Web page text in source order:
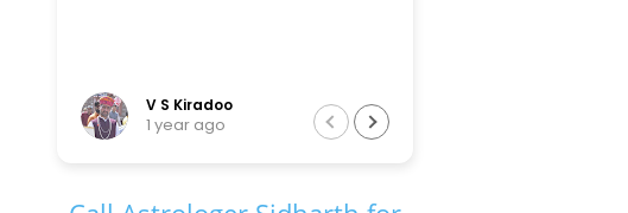
V S Kiradoo
1 year ago